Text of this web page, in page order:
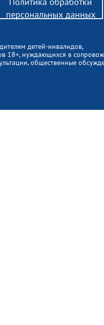
детей-инвалидов,
18+, нуждающихся в
общественные
персональных данных